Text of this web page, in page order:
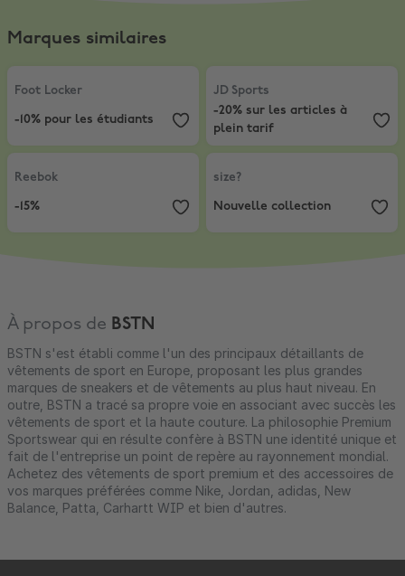
Marques similaires
Foot Locker
-10% pour les étudiants
Foot Locker
-10% pour les étudiants
JD Sports
-20% sur les articles
JD Sports
-20% sur les articles à
plein tarif
Reebok
Reebok
-15%
size?
size?
Nouvelle collection
À propos de BSTN
BSTN s'est établi comme l'un des principaux détaillants de
vêtements de sport en Europe, proposant les plus grandes
marques de sneakers et de vêtements au plus haut niveau. En
outre, BSTN a tracé sa propre voie en associant avec succès les
vêtements de sport et la haute couture. La philosophie Premium
Sportswear qui en résulte confère à BSTN une identité unique et
fait de l'entreprise un point de repère au rayonnement mondial.
Achetez des vêtements de sport premium et des accessoires de
vos marques préférées comme Nike, Jordan, adidas, New
Balance, Patta, Carhartt WIP et bien d'autres.